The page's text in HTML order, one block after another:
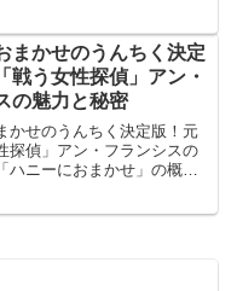
ーニングスターが、王座を
まかせのうんちく決定
戦う女性探偵」アン・
の魅力と秘密
かせのうんちく決定版！元
探偵」アン・フランシスの
ハニーにおまかせ」の概要